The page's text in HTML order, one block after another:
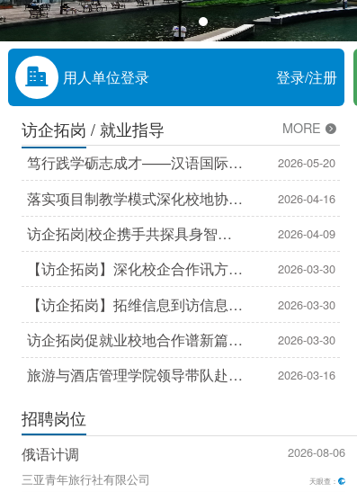
用人单位登录 登录/注册
访企拓岗 就业指导 MORE
笃行践学砺志成才——汉语国际教
育2301班专业实习扬帆启程第一
辑
2026-05-20
落实项目制教学模式深化校地协同
育人|三亚学院社会治理学院与海
棠区法院携手共育新时代法治人才
2026-04-16
访企拓岗|校企携手共探具身智能
新路径我院与宇树科技达成务实合
作共识
2026-04-09
【访企拓岗】深化校企合作讯方技
术到访信息与智能工程学院交流洽
谈
2026-03-30
【访企拓岗】拓维信息到访信息与
智能工程学院共谋合作发展、共筑
产教融合新平台
2026-03-30
访企拓岗促就业校地合作谱新篇
——社会学院走访群浩教育青少儿
康复成长中心
2026-03-30
旅游与酒店管理学院领导带队赴三
展校企合作调研
2026-03-16
招聘岗位
俄语计调
2026-08-06
三亚青年旅行社有限公司
天眼查：